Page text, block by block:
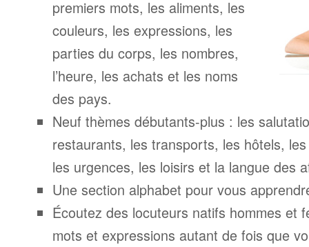
premiers mots, les aliments, les
couleurs, les expressions, les
parties du corps, les nombres,
l’heure, les achats et les noms
des pays.
Neuf thèmes débutants-plus : les
restaurants, les transports, les hôtels,
les urgences, les loisirs et la langue des
Une section alphabet pour vous
Écoutez des locuteurs natifs hommes et
mots et expressions autant de fois que